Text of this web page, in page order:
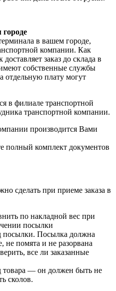
в вашем городе,
компании. Как
заказ до склада в
собственные службы
отдельную плату могут
в филиале транспортной
транспортной компании.
производится Вами
полный комплект документов
сделать при приеме заказа в
по накладной вес при
посылки
Посылка должна
не помята и не разорвана
все ли заказанные
— он должен быть не
сколов.